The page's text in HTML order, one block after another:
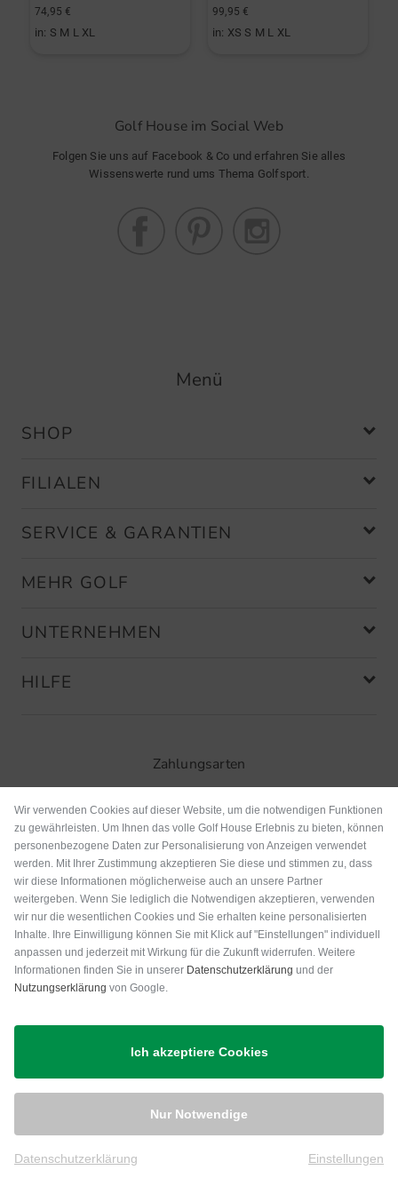
74,95 €
in: S M L XL
99,95 €
in: XS S M L XL
Golf House im Social Web
Folgen Sie uns auf Facebook & Co und erfahren Sie alles
Wissenswerte rund ums Thema Golfsport.
Menü
SHOP
FILIALEN
SERVICE & GARANTIEN
MEHR GOLF
UNTERNEHMEN
HILFE
Zahlungsarten
Versand
Wir verwenden Cookies auf dieser Website, um die notwendigen Funktionen
zu gewährleisten. Um Ihnen das volle Golf House Erlebnis zu bieten, können
personenbezogene Daten zur Personalisierung von Anzeigen verwendet
werden. Mit Ihrer Zustimmung akzeptieren Sie diese und stimmen zu, dass
wir diese Informationen möglicherweise auch an unsere Partner
weitergeben. Wenn Sie lediglich die Notwendigen akzeptieren, verwenden
wir nur die wesentlichen Cookies und Sie erhalten keine personalisierten
Inhalte. Ihre Einwilligung können Sie mit Klick auf "Einstellungen" individuell
anpassen und jederzeit mit Wirkung für die Zukunft widerrufen. Weitere
Informationen finden Sie in unserer Datenschutzerklärung und der
Nutzungserklärung von Google.
Ich akzeptiere Cookies
Nur Notwendige
Datenschutzerklärung Einstellungen